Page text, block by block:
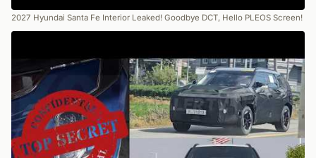
2027 Hyundai Santa Fe Interior Leaked! Goodbye DCT, Hello PLEOS Screen!